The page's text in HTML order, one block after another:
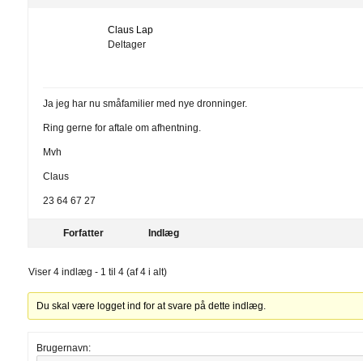
Claus Lap
Deltager
Ja jeg har nu småfamilier med nye dronninger.
Ring gerne for aftale om afhentning.
Mvh
Claus
23 64 67 27
Forfatter Indlæg
Viser 4 indlæg - 1 til 4 (af 4 i alt)
Du skal være logget ind for at svare på dette indlæg.
Brugernavn: